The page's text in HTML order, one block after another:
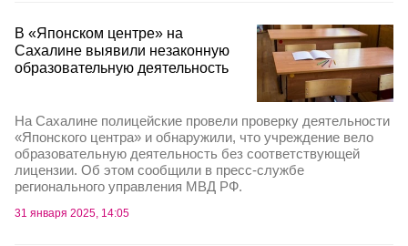
В «Японском центре» на
Сахалине выявили незаконную
образовательную деятельность
На Сахалине полицейские провели проверку деятельности
«Японского центра» и обнаружили, что учреждение вело
образовательную деятельность без соответствующей
лицензии. Об этом сообщили в пресс-службе
регионального управления МВД РФ.
31 января 2025, 14:05